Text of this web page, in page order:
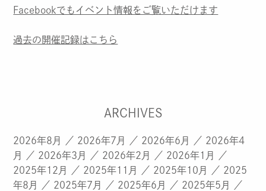
Facebookでもイベント情報をご覧いただけます
過去の開催記録はこちら
ARCHIVES
2026年8月 2026年7月 2026年6月
2026年4
月
2026年3月 2026年2月
2026年1月
2025年12月
2025年11月 2025年10月
2025
年8月
2025年7月 2025年6月
2025年5月